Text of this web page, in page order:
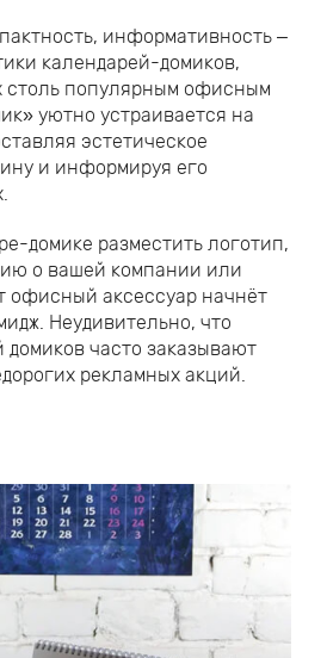
информативность –
календарей-домиков,
столь популярным офисным
уютно устраивается на
эстетическое
и информируя его
домике разместить логотип,
о вашей компании или
офисный аксессуар начнёт
Неудивительно, что
домиков часто заказывают
рекламных акций.